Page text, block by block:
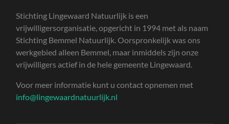
Stichting Lingewaard Natuurlijk is een
vrijwilligersorganisatie, opgericht in 1994 met als naam
Stichting Bemmel Natuurlijk. Oorspronkelijk was ons
werkgebied alleen Bemmel, maar inmiddels zijn onze
vrijwilligers actief in de hele gemeente Lingewaard.
Voor meer informatie kunt u contact opnemen met
info@lingewaardnatuurlijk.nl